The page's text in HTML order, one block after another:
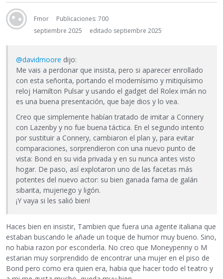
Fmor
Publicaciones: 700
septiembre 2025
editado septiembre 2025
@davidmoore dijo:
Me vais a perdonar que insista, pero si aparecer enrollado
con esta señorita, portando el modernísimo y mitiquísimo
reloj Hamilton Pulsar y usando el gadget del Rolex imán no
es una buena presentación, que baje dios y lo vea.
Creo que simplemente habían tratado de imitar a Connery
con Lazenby y no fue buena táctica. En el segundo intento
por sustituir a Connery, cambiaron el plan y, para evitar
comparaciones, sorprendieron con una nuevo punto de
vista: Bond en su vida privada y en su nunca antes visto
hogar. De paso, así explotaron uno de las facetas más
potentes del nuevo actor: su bien ganada fama de galán
sibarita, mujeriego y ligón.
¡Y vaya si les salió bien!
Haces bien en insistir, Tambien que fuera una agente italiana que
estaban buscando le añade un toque de humor muy bueno. Sino,
no habia razon por esconderla. No creo que Moneypenny o M
estarian muy sorprendido de encontrar una mujer en el piso de
Bond pero como era quien era, habia que hacer todo el teatro y